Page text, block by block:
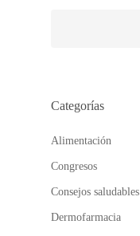
Categorías
Alimentación
Congresos
Consejos saludables
Dermofarmacia